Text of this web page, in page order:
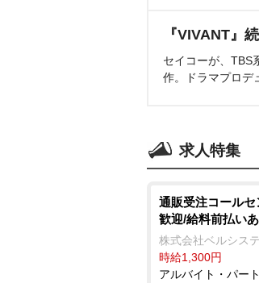
『VIVANT』
セイコーが、TBS
作。ドラマプロデ
求人特集
通販受注コール
歓迎/給料前払い
株式会社ベルシス
時給1,300円
アルバイト・パー